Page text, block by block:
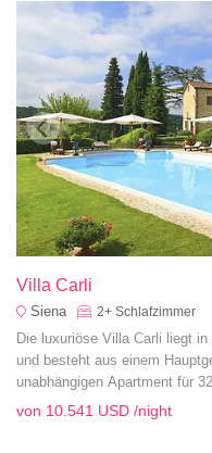
Villa Carli
Siena 2+ Schlafzimmer
Die luxuriöse Villa Carli liegt
und besteht aus einem
unabhängigen Apartment für
von 10.541 USD /night